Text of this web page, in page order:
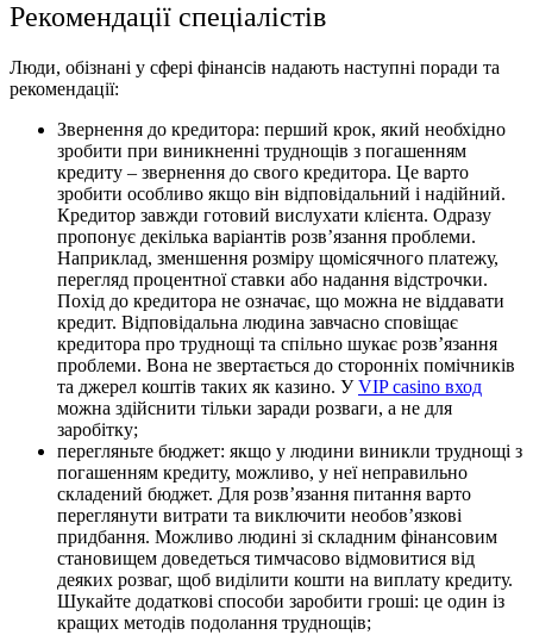
Рекомендації спеціалістів
Люди, обізнані у сфері фінансів надають наступні поради та
рекомендації:
Звернення до кредитора: перший крок, який необхідно
зробити при виникненні труднощів з погашенням
кредиту – звернення до свого кредитора. Це варто
зробити особливо якщо він відповідальний і надійний.
Кредитор завжди готовий вислухати клієнта. Одразу
пропонує декілька варіантів розв’язання проблеми.
Наприклад, зменшення розміру щомісячного платежу,
перегляд процентної ставки або надання відстрочки.
Похід до кредитора не означає, що можна не віддавати
кредит. Відповідальна людина завчасно сповіщає
кредитора про труднощі та спільно шукає розв’язання
проблеми. Вона не звертається до сторонніх помічників
та джерел коштів таких як казино. УVIP casino вход
можна здійснити тільки заради розваги, а не для
заробітку;
перегляньте бюджет: якщо у людини виникли труднощі з
погашенням кредиту, можливо, у неї неправильно
складений бюджет. Для розв’язання питання варто
переглянути витрати та виключити необов’язкові
придбання. Можливо людині зі складним фінансовим
становищем доведеться тимчасово відмовитися від
деяких розваг, щоб виділити кошти на виплату кредиту.
Шукайте додаткові способи заробити гроші: це один із
кращих методів подолання труднощів;